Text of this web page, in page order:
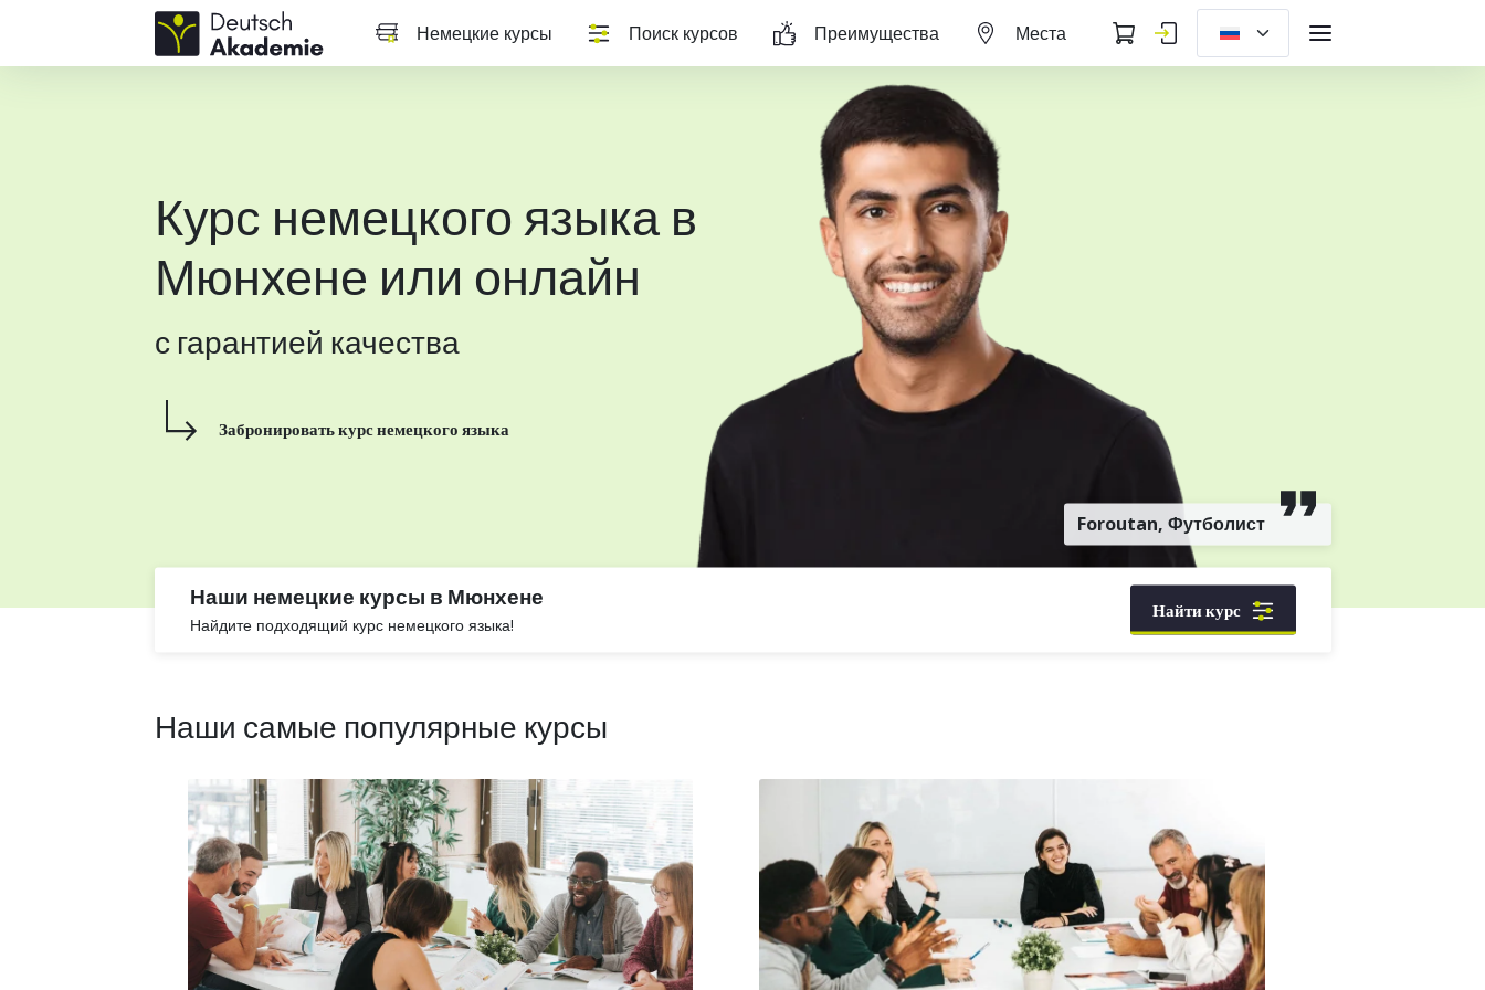
Немецкие курсы Поиск курсов Преимущества Места
Курс немецкого языка в
Мюнхене или онлайн
с гарантией качества
Забронировать курс немецкого языка
Foroutan, Футболист
Наши немецкие курсы в Мюнхене
Найдите подходящий курс немецкого языка!
Найти курс
Наши самые популярные курсы